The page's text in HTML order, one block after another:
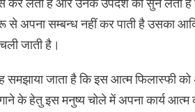
अपना सम्बन्ध नहीं कर पाती है उसका
जाती है।
समझाया जाता है कि इस आत्म फिलास्फी
के हेतु इस मनुष्य चोले में अपना कार्य आत्म